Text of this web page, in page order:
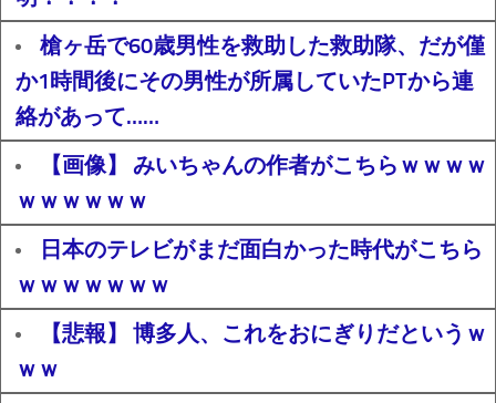
槍ヶ岳で60歳男性を救助した救助隊、だが僅
か1時間後にその男性が所属していたPTから連
絡があって……
【画像】 みいちゃんの作者がこちらｗｗｗｗ
ｗｗｗｗｗｗ
日本のテレビがまだ面白かった時代がこちら
ｗｗｗｗｗｗｗ
【悲報】 博多人、これをおにぎりだというｗ
ｗｗ